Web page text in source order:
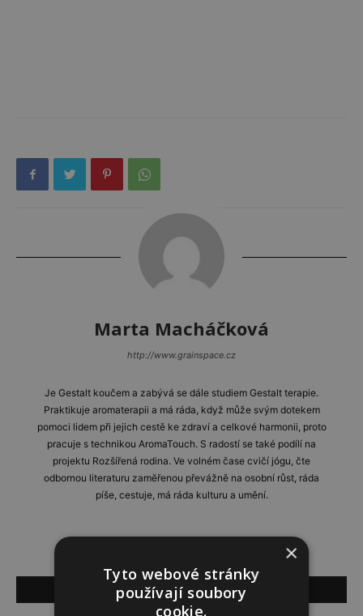
Marta Macháčková
http://www.grainspace.cz
Je Gestalt koučem a zabývá se dále studiem Gestalt terapie.
Praktikuje aromaterapii a má ráda, když může svým dotekem
pomoci lidem při jejich cestě ke zdraví a celkové harmonii, proto
pracuje s technikou AromaTouch. S radostí se také podílí na
projektu Rozšířená rodina. Ve volném čase cvičí jógu, čte
odbornou literaturu zaměřenou převážně na osobní růst, ráda
píše, cestuje, má ráda kulturu a umění.
SOUVISEJÍCÍ ČLÁNKY
×
Tyto webové stránky
používají soubory
cookie.